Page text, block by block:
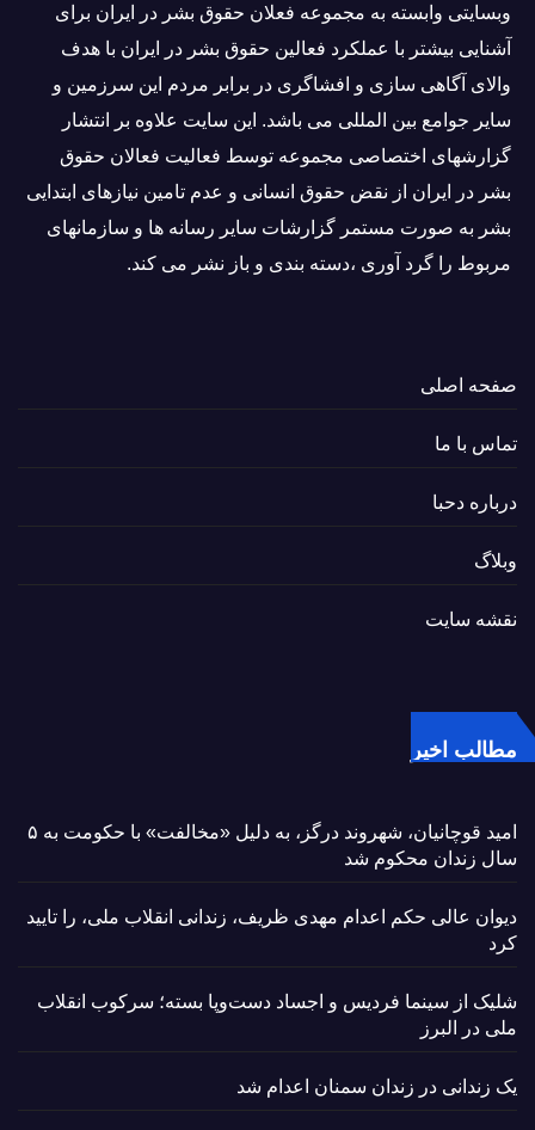
وبسايتى وابسته به مجموعه فعلان حقوق بشر در ایران برای
آشنایی بيشتر با عملکرد فعالین حقوق بشر در ایران با هدف
والاى آگاهى سازی و افشاگرى در برابر مردم این سرزمین و
ساير جوامع بین المللى می باشد. این سایت علاوه بر انتشار
گزارشهای اختصاصی مجموعه توسط فعاليت فعالان حقوق
بشر در ایران از نقض حقوق انسانی و عدم تامین نیازهای ابتدایی
بشر به صورت مستمر گزارشات سایر رسانه ها و سازمانهای
مربوط را گرد آوری ،دسته بندی و باز نشر می كند.
صفحه اصلی
تماس با ما
درباره دحبا
وبلاگ
نقشه سایت
مطالب اخیر
امید قوچانیان، شهروند درگز، به دلیل «مخالفت» با حکومت به ۵
سال زندان محکوم شد
دیوان عالی حکم اعدام مهدی ظریف، زندانی انقلاب ملی، را تایید
کرد
شلیک از سینما فردیس و اجساد دست‌وپا بسته؛ سرکوب انقلاب
ملی در البرز
یک زندانی در زندان سمنان اعدام شد